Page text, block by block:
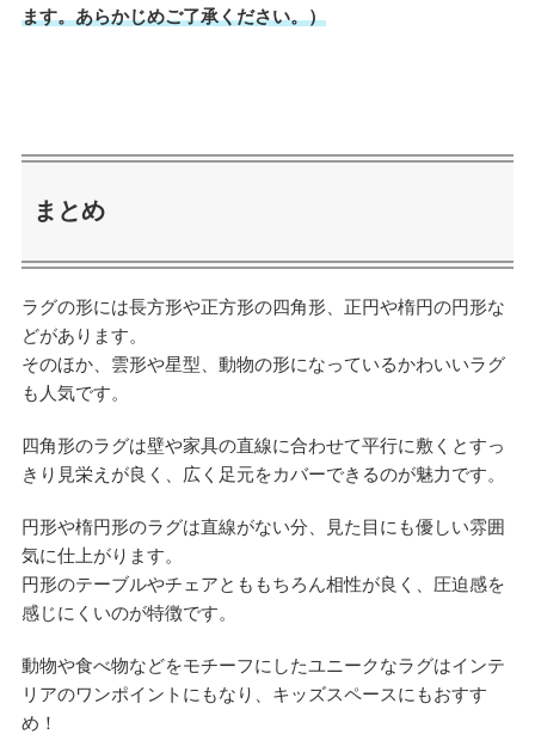
ます。あらかじめご了承ください。）
まとめ
ラグの形には長方形や正方形の四角形、正円や楕円の円形な
どがあります。
そのほか、雲形や星型、動物の形になっているかわいいラグ
も人気です。
四角形のラグは壁や家具の直線に合わせて平行に敷くとすっ
きり見栄えが良く、広く足元をカバーできるのが魅力です。
円形や楕円形のラグは直線がない分、見た目にも優しい雰囲
気に仕上がります。
円形のテーブルやチェアとももちろん相性が良く、圧迫感を
感じにくいのが特徴です。
動物や食べ物などをモチーフにしたユニークなラグはインテ
リアのワンポイントにもなり、キッズスペースにもおすす
め！